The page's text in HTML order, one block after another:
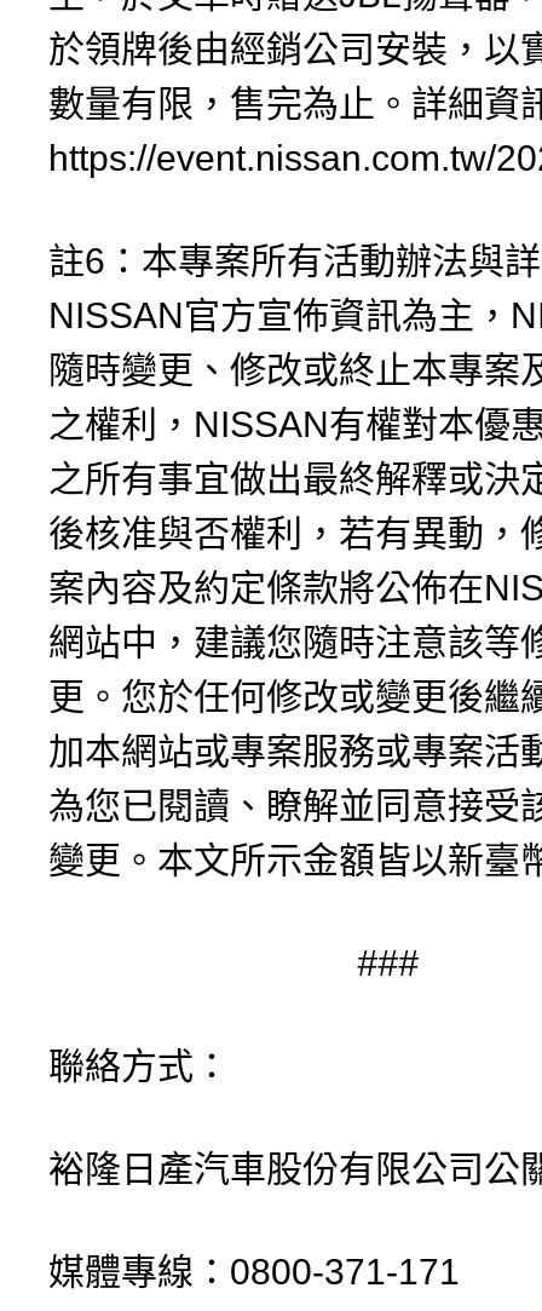
於領牌後由經銷公司安裝，以
數量有限，售完為止。詳細資
https://event.nissan.com.tw/
註6：本專案所有活動辦法與
NISSAN官方宣佈資訊為主，
隨時變更、修改或終止本專案
之權利，NISSAN有權對本優
之所有事宜做出最終解釋或決
後核准與否權利，若有異動，
案內容及約定條款將公佈在
網站中，建議您隨時注意該等
更。您於任何修改或變更後繼
加本網站或專案服務或專案活
為您已閱讀、瞭解並同意接受
變更。本文所示金額皆以新臺
###
聯絡方式：
裕隆日產汽車股份有限公司公
媒體專線：0800-371-171